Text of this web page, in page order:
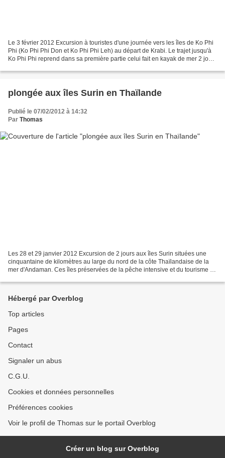
Le 3 février 2012 Excursion à touristes d'une journée vers les îles de Ko Phi
Phi (Ko Phi Phi Don et Ko Phi Phi Leh) au départ de Krabi. Le trajet jusqu'à
Ko Phi Phi reprend dans sa première partie celui fait en kayak de mer 2 jours
plongée aux îles Surin en Thaïlande
Publié le 07/02/2012 à 14:32
Par Thomas
Les 28 et 29 janvier 2012 Excursion de 2 jours aux îles Surin situées une
cinquantaine de kilomètres au large du nord de la côte Thaïlandaise de la
mer d'Andaman. Ces îles préservées de la pêche intensive et du tourisme de
Hébergé par Overblog
Top articles
Pages
Contact
Signaler un abus
C.G.U.
Cookies et données personnelles
Préférences cookies
Voir le profil de Thomas sur le portail Overblog
Créer un blog sur Overblog